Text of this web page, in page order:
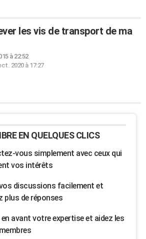
les vis de transport de ma
à 22:52
2020 à 17:27
EN QUELQUES CLICS
vous simplement avec ceux qui
vos intérêts
discussions facilement et
plus de réponses
avant votre expertise et aidez les